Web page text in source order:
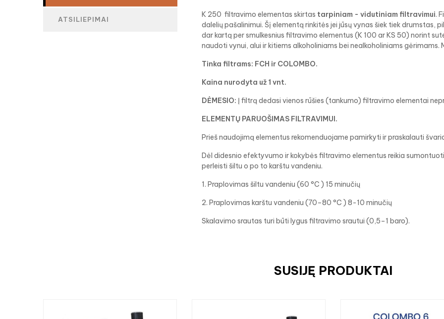
ATSILIEPIMAI
K 250 filtravimo elementas skirtas tarpiniam - vidutiniam filtravimui.
dalelių pašalinimui. Šį elementą rinkitės jei jūsų vynas šiek tiek drumstas,
dar kartą per smulkesnius filtravimo elementus (K 100 ar KS 50) norint
naudoti vynui, alui ir kitiems alkoholiniams bei nealkoholiniams
Tinka filtrams: FCH ir COLOMBO.
Kaina nurodyta už 1 vnt.
DĖMESIO: Į filtrą dedasi vienos rūšies (tankumo) filtravimo elementai
ELEMENTŲ PARUOŠIMAS FILTRAVIMUI.
Prieš naudojimą elementus rekomenduojame pamirkyti ir praskalauti
Dėl didesnio efektyvumo ir kokybės filtravimo elementus reikia
perleisti šiltu o po to karštu vandeniu.
1. Praplovimas šiltu vandeniu (60 °C ) 15 minučių
2. Praplovimas karštu vandeniu (70–80 °C ) 8-10 minučių
Skalavimo srautas turi būti lygus filtravimo srautui (0,5–1 baro).
SUSIJĘ PRODUKTAI